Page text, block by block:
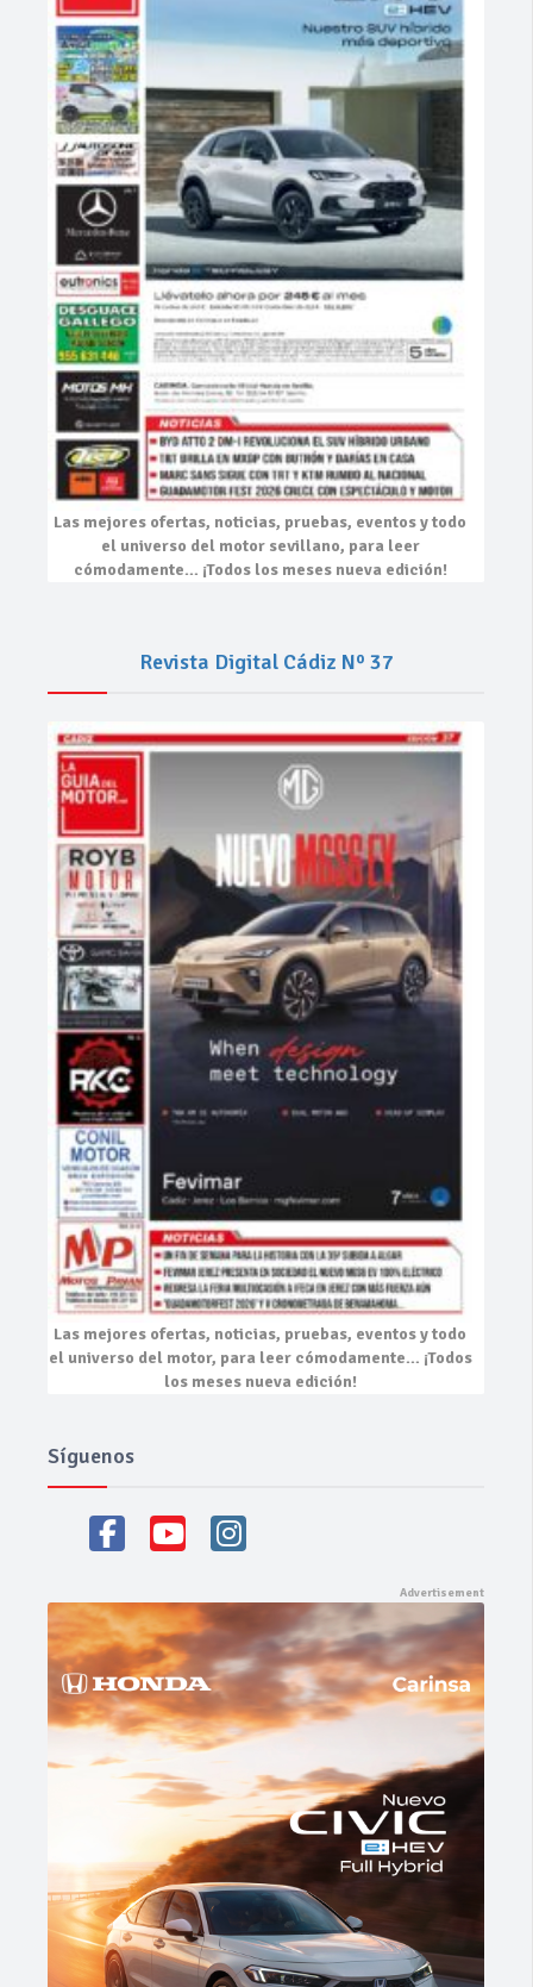
Las mejores ofertas, noticias, pruebas, eventosy todo
el universo del motor sevillano, para leer
cómodamente… ¡Todos los meses nueva edición!
Revista Digital Cádiz Nº 37
Las mejores ofertas, noticias, pruebas, eventosy todo
el universo del motor, para leer cómodamente… ¡Todos
los meses nueva edición!
Síguenos